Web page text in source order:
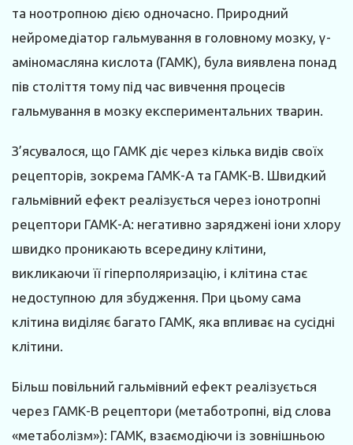
та ноотропною дією одночасно. Природний
нейромедіатор гальмування в головному мозку, γ-
аміномасляна кислота (ГАМК), була виявлена понад
пів століття тому під час вивчення процесів
гальмування в мозку експериментальних тварин.
З’ясувалося, що ГАМК діє через кілька видів своїх
рецепторів, зокрема ГАМК-А та ГАМК-В. Швидкий
гальмівний ефект реалізується через іонотропні
рецептори ГАМК-А: негативно заряджені іони хлору
швидко проникають всередину клітини,
викликаючи її гіперполяризацію, і клітина стає
недоступною для збудження. При цьому сама
клітина виділяє багато ГАМК, яка впливає на сусідні
клітини.
Більш повільний гальмівний ефект реалізується
через ГАМК-В рецептори (метаботропні, від слова
«метаболізм»): ГАМК, взаємодіючи із зовнішньою